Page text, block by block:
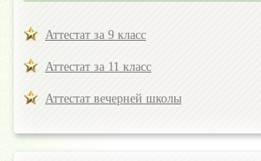
Аттестат за 9 класс
Аттестат за 11 класс
Аттестат вечерней школы